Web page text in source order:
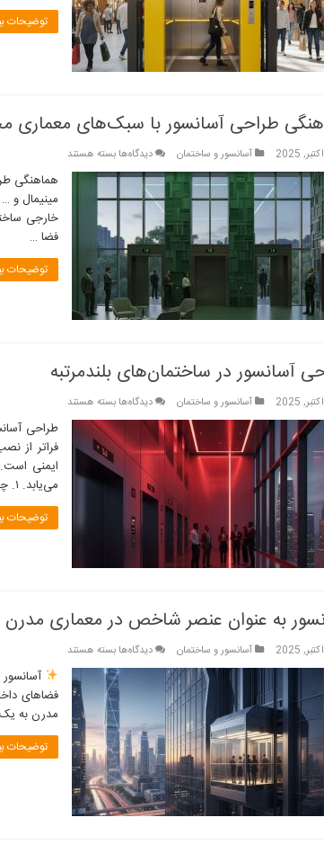
توضیحات
طراحی آسانسور با سبک‌های معماری
آسانسور و ساختمان دیدگاه‌ها برای
هماهنگی
آسانسور
سبک‌های
معماری
مختلف
بسته هستند
هماهنگی
مینیمال و
خارجی
فضا …
توضیحات
آسانسور در ساختمان‌های بلندمرتبه
آسانسور و ساختمان دیدگاه‌ها برای
طراحی
آسانسور
در
ساختمان‌های
بلندمرتبه
بسته هستند
طراحی
فراتر از
ایمنی
می‌یابد. ۱. چالش‌های اصلی طراحی …
توضیحات
به عنوان عنصر شاخص در معماری مدرن
آسانسور و ساختمان دیدگاه‌ها برای
آسانسور
به
عنوان
عنصر
شاخص
در
معماری
مدرن
بسته هستند
فضاهای
مدرن به
توضیحات